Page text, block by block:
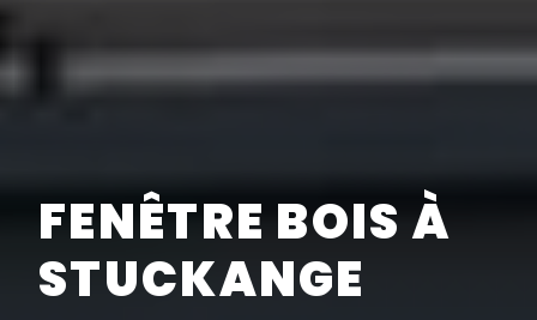
FENÊTRE BOIS À
STUCKANGE